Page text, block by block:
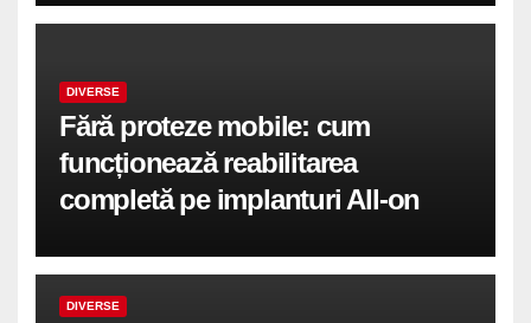
DIVERSE
Fără proteze mobile: cum
funcționează reabilitarea
completă pe implanturi All-on
DIVERSE